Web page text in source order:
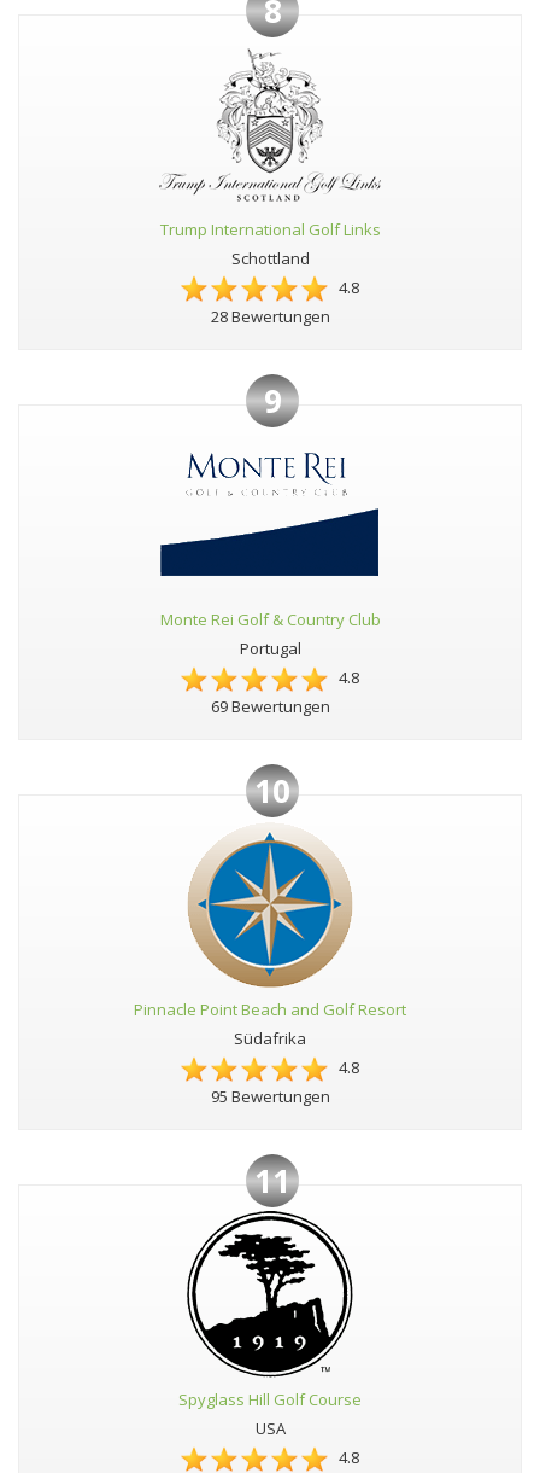
8
Trump International Golf Links
Schottland
4.8
28 Bewertungen
9
Monte Rei Golf & Country Club
Portugal
4.8
69 Bewertungen
10
Pinnacle Point Beach and Golf Resort
Südafrika
4.8
95 Bewertungen
11
Spyglass Hill Golf Course
USA
4.8